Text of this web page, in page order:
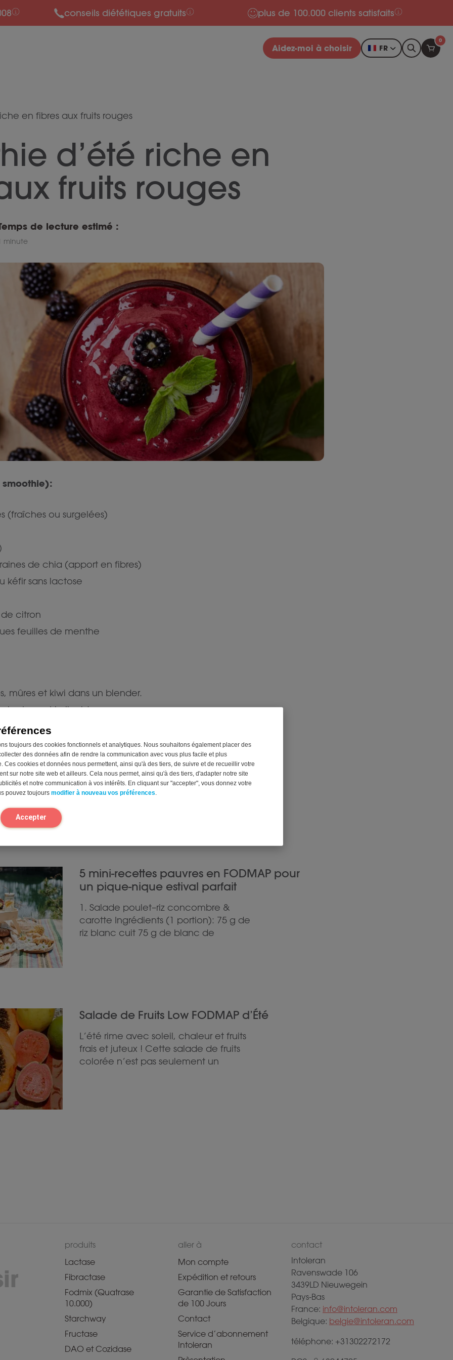
toujours des cookies fonctionnels et analytiques. Nous souhaitons également placer des
des données afin de rendre la communication avec vous plus facile et plus
Ces cookies et données nous permettent, ainsi qu'à des tiers, de suivre et de recueillir votre
sur notre site web et ailleurs. Cela nous permet, ainsi qu'à des tiers, d'adapter notre site
et notre communication à vos intérêts. En cliquant sur "accepter", vous donnez votre
pouvez toujours modifier à nouveau vos préférences
Accepter
conseils diététiques gratuits plus de 100.000 clients satisfaits
Aidez-moi à choisir FR
0
en fibres aux fruits rouges
d’été riche en
fruits rouges
de lecture estimé :
minute
(fraîches ou surgelées)
de chia (apport en fibres)
kéfir sans lactose
citron
feuilles de menthe
mûres et kiwi dans un blender.
lactose et le liquide.
chia et le jus de citron.
jusqu’à consistance lisse.
pour épaissir légèrement.
avec recettes
5 mini-recettes pauvres en FODMAP pour
un pique-nique estival parfait
1. Salade poulet–riz concombre &
carotte Ingrédients (1 portion): 75 g de
riz blanc cuit 75 g de blanc de
Salade de Fruits Low FODMAP d’Été
L’été rime avec soleil, chaleur et fruits
frais et juteux ! Cette salade de fruits
colorée n’est pas seulement un
produits
Lactase
Fibractase
Fodmix (Quatrase
10.000)
Starchway
Fructase
DAO et Cozidase
aller à
Mon compte
Expédition et retours
Garantie de Satisfaction
de 100 Jours
Contact
Service d’abonnement
Intoleran
contact
Intoleran
Ravenswade 106
3439LD Nieuwegein
Pays-Bas
France: info@intoleran.com
Belgique: belgie@intoleran.com
téléphone: +31302272172